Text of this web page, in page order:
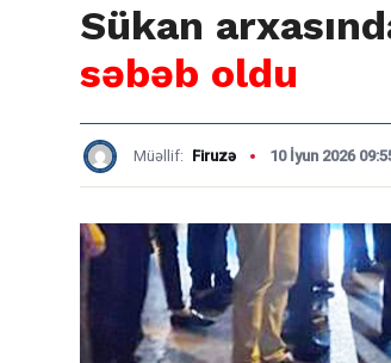
Sükan
səbəb oldu
Müəllif: Firuzə 10 İyun 2026